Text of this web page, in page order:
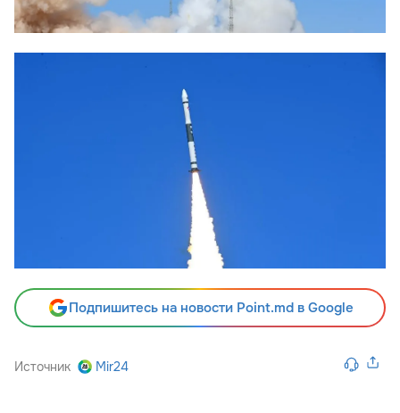
Подпишитесь на новости Point.md в Google
Источник Mir24